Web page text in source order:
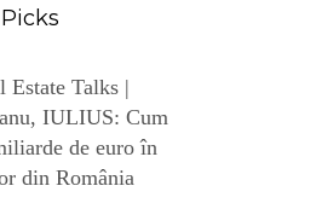
Estate Talks |
IULIUS: Cum
de euro în
din România